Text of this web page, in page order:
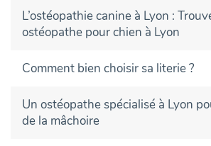
L’ostéopathie canine à Lyon :
ostéopathe pour chien à Lyon
Comment bien choisir sa literie ?
Un ostéopathe spécialisé à Lyon
de la mâchoire